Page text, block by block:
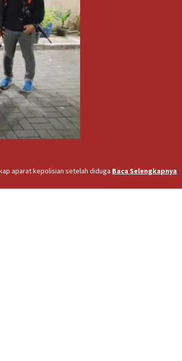
aparat kepolisian setelah diduga Baca Selengkapnya